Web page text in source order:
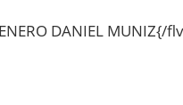
DANIEL MUNIZ{/